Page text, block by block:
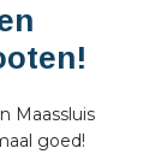
Maassluis
goed!